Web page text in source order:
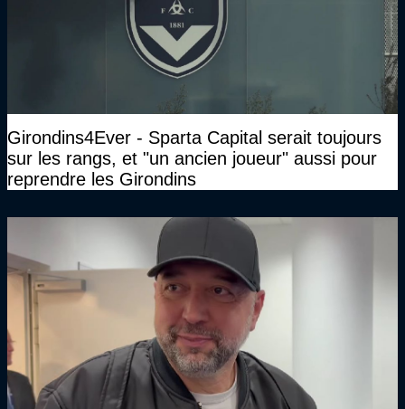
Girondins4Ever - Sparta Capital serait toujours
sur les rangs, et "un ancien joueur" aussi pour
reprendre les Girondins